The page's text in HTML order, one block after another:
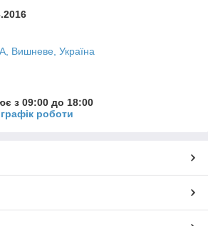
Вишневе, Україна
з 09:00 до 18:00
роботи